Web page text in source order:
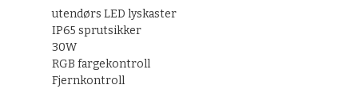
utendørs LED lyskaster
IP65 sprutsikker
30W
RGB fargekontroll
Fjernkontroll